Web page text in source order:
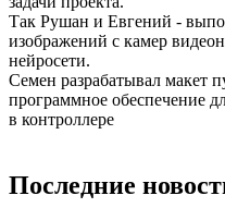
Так Рушан и Евгений -
изображений с камер
нейросети.
Семен разрабатывал макет
программное обеспечение
в контроллере
Последние